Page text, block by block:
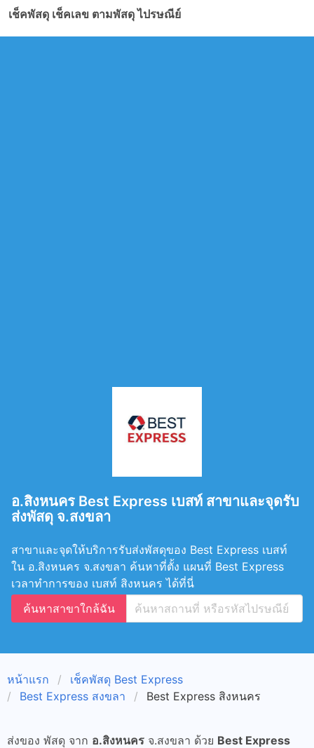
เช็คพัสดุ เช็คเลข ตามพัสดุ ไปรษณีย์
อ.สิงหนคร Best Express เบสท์ สาขาและจุดรับ
ส่งพัสดุ จ.สงขลา
สาขาและจุดให้บริการรับส่งพัสดุของ Best Express เบสท์
ใน อ.สิงหนคร จ.สงขลา ค้นหาที่ตั้ง แผนที่ Best Express
เวลาทำการของ เบสท์ สิงหนคร ได้ที่นี่
ค้นหาสาขาใกล้ฉัน
หน้าแรก
เช็คพัสดุ Best Express
Best Express สงขลา
Best Express สิงหนคร
ส่งของ พัสดุ จาก อ.สิงหนคร จ.สงขลา ด้วย Best Express